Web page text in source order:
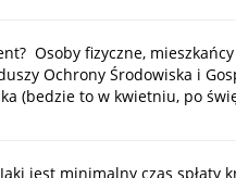
Osoby fizyczne,
Ochrony Środowiska i
(bedzie to w kwietniu, po
jest minimalny czas